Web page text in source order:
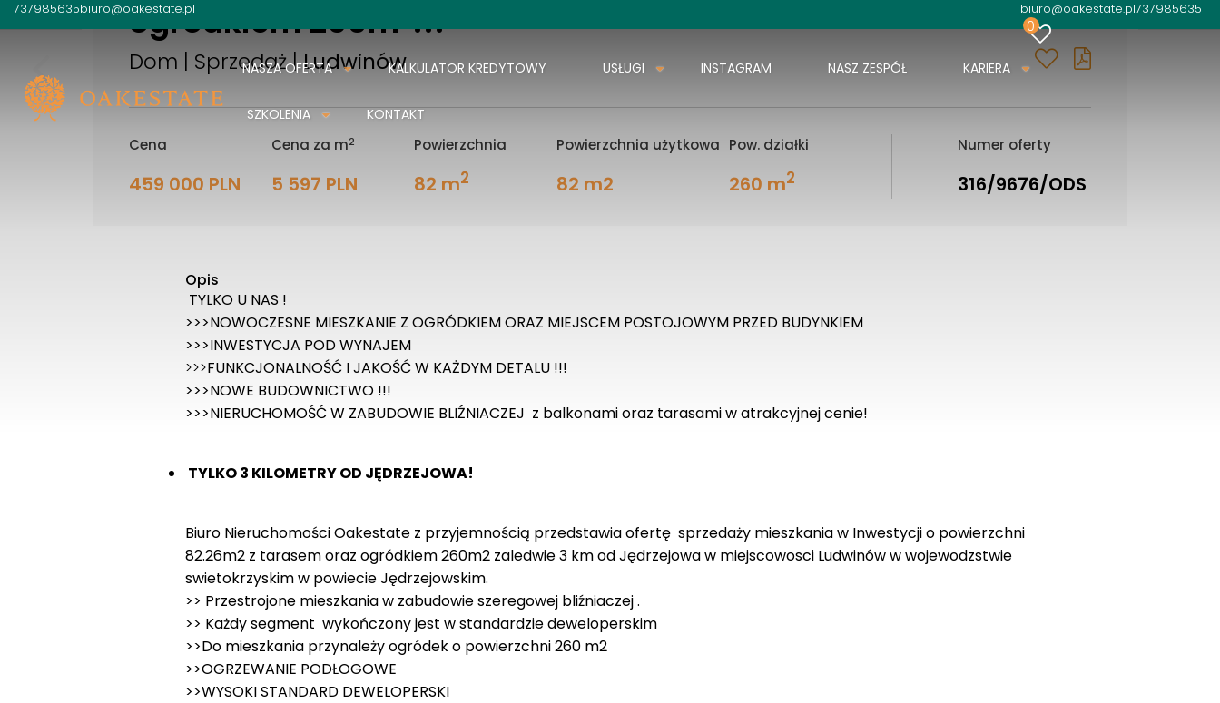
737985635biuro@oakestate.pl biuro@oakestate.pl737985635
0
NASZA OFERTA KALKULATOR KREDYTOWY USŁUGI INSTAGRAM NASZ ZESPÓŁ KARIERA
SZKOLENIA KONTAKT
ogródkiem 260m !!!
Dom | Sprzedaż |Ludwinów
Cena
459 000 PLN
Cena za m2
5 597 PLN
Powierzchnia
82 m2
Powierzchnia użytkowa
82 m2
Pow. działki
260 m2
Numer oferty
316/9676/ODS
Opis
TYLKO U NAS !
>>>NOWOCZESNE MIESZKANIE Z OGRÓDKIEM ORAZ MIEJSCEM POSTOJOWYM PRZED BUDYNKIEM
>>>INWESTYCJA POD WYNAJEM
>>>FUNKCJONALNOŚĆ I JAKOŚĆ W KAŻDYM DETALU !!!
>>>NOWE BUDOWNICTWO !!!
>>>NIERUCHOMOŚĆ W ZABUDOWIE BLIŹNIACZEJ z balkonami oraz tarasami w atrakcyjnej cenie!
TYLKO 3 KILOMETRY OD JĘDRZEJOWA!
Biuro Nieruchomości Oakestate z przyjemnością przedstawia ofertę sprzedaży mieszkania w Inwestycji o powierzchni
82.26m2 z tarasem oraz ogródkiem 260m2 zaledwie 3 km od Jędrzejowa w miejscowosci Ludwinów w wojewodzstwie
swietokrzyskim w powiecie Jędrzejowskim.
>> Przestrojone mieszkania w zabudowie szeregowej bliźniaczej .
>> Każdy segment wykończony jest w standardzie deweloperskim
>>Do mieszkania przynależy ogródek o powierzchni 260 m2
>>OGRZEWANIE PODŁOGOWE
>>WYSOKI STANDARD DEWELOPERSKI